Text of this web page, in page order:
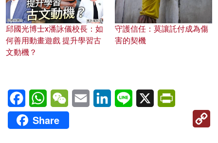
邱國光博士x潘詠儀校長：如
何善用動畫遊戲 提升學習古
文動機？
守護信任：莫讓託付成為傷
害的契機
FacebookWhatsAppWeChatEmail LinkedInLine X
Share